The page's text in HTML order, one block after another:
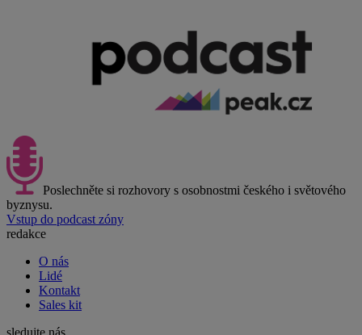
Poslechněte si rozhovory s osobnostmi českého i světového
byznysu.
Vstup do podcast zóny
redakce
O nás
Lidé
Kontakt
Sales kit